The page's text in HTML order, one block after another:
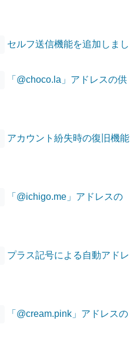
セルフ送信機能を追加しまし
「@choco.la」アドレスの供
アカウント紛失時の復旧機能
「@ichigo.me」アドレスの
プラス記号による自動アドレ
「@cream.pink」アドレスの